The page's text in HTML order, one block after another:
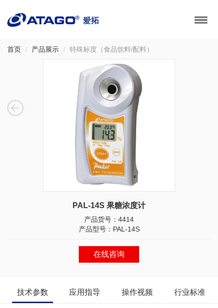
首页 产品展示 特殊标度（食品饮料/配料）
PAL-14S 果糖浓度计
产品货号：4414
产品型号：PAL-14S
在线咨询
技术参数 应用指导 操作视频 行业标准